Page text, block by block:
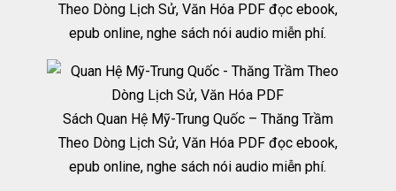
Theo Dòng Lịch Sử, Văn Hóa PDF đọc ebook,
epub online, nghe sách nói audio miễn phí.
Sách Quan Hệ Mỹ-Trung Quốc – Thăng Trầm
Theo Dòng Lịch Sử, Văn Hóa PDF đọc ebook,
epub online, nghe sách nói audio miễn phí.